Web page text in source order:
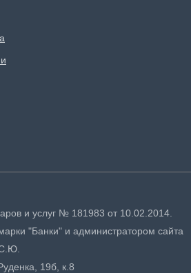
и услуг № 181983 от 10.02.2014.
"Банки" и администратором сайта
19б, к.8